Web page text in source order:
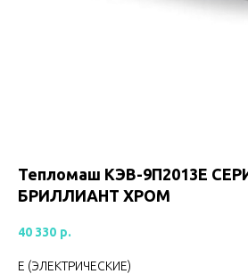
Тепломаш КЭВ-9П2013Е
БРИЛЛИАНТ ХРОМ
40 330 р.
Е (ЭЛЕКТРИЧЕСКИЕ)